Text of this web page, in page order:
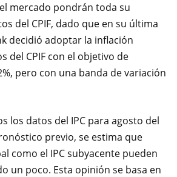
mercado pondrán toda su
del CPIF, dado que en su última
decidió adoptar la inflación
del CPIF con el objetivo de
pero con una banda de variación
los datos del IPC para agosto del
previo, se estima que
como el IPC subyacente pueden
un poco. Esta opinión se basa en